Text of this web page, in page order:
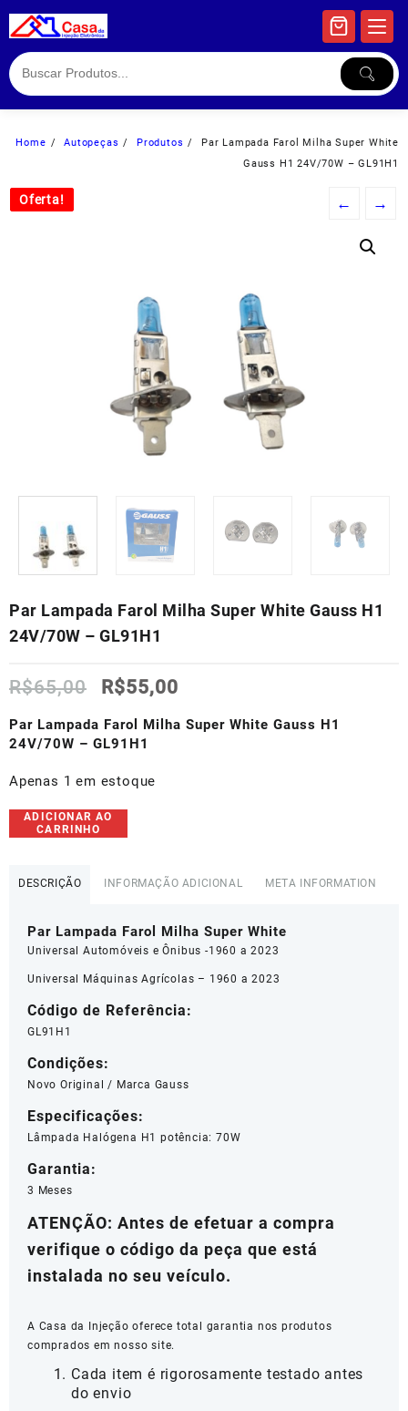
to
Home Autopeças Produtos
Par Lampada Farol Milha Super White
Gauss H1 24V/70W – GL91H1
Oferta! ← →
Par Lampada Farol Milha Super White Gauss H1
24V/70W – GL91H1
R$65,00
O
original
era:
R$55,00
atual
Par Lampada Farol Milha Super White Gauss H1
24V/70W – GL91H1
Apenas 1 em estoque
Par
Lampada
Milha Super
24V/70W
quantidade
ADICIONAR AO
CARRINHO
DESCRIÇÃO INFORMAÇÃO ADICIONAL META INFORMATION
Par Lampada Farol Milha Super White
Universal Automóveis e Ônibus -1960 a 2023
Universal Máquinas Agrícolas – 1960 a 2023
Código de Referência:
GL91H1
Condições:
Novo Original / Marca Gauss
Especificações:
Lâmpada Halógena H1 potência: 70W
Garantia:
3 Meses
ATENÇÃO: Antes de efetuar a compra
verifique o código da peça que está
instalada no seu veículo.
A Casa da Injeção oferece total garantia nos produtos
comprados em nosso site.
Cada item é rigorosamente testado antes
do envio
Oferta!